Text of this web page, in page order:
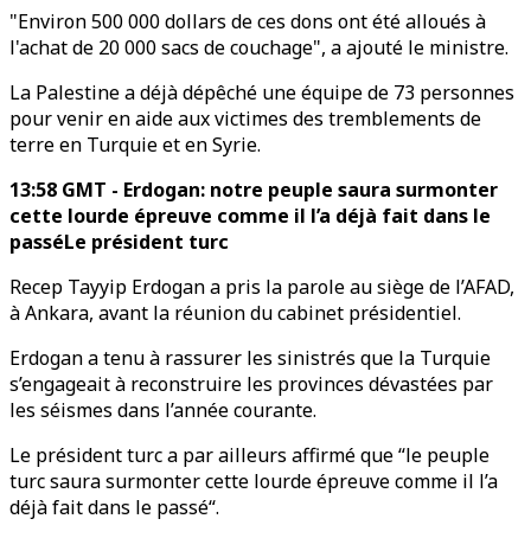
"Environ 500 000 dollars de ces dons ont été alloués à
l'achat de 20 000 sacs de couchage", a ajouté le ministre.
La Palestine a déjà dépêché une équipe de 73 personnes
pour venir en aide aux victimes des tremblements de
terre en Turquie et en Syrie.
13:58 GMT - Erdogan: notre peuple saura surmonter
cette lourde épreuve comme il l’a déjà fait dans le
passéLe président turc
Recep Tayyip Erdogan a pris la parole au siège de l’AFAD,
à Ankara, avant la réunion du cabinet présidentiel.
Erdogan a tenu à rassurer les sinistrés que la Turquie
s’engageait à reconstruire les provinces dévastées par
les séismes dans l’année courante.
Le président turc a par ailleurs affirmé que “le peuple
turc saura surmonter cette lourde épreuve comme il l’a
déjà fait dans le passé“.